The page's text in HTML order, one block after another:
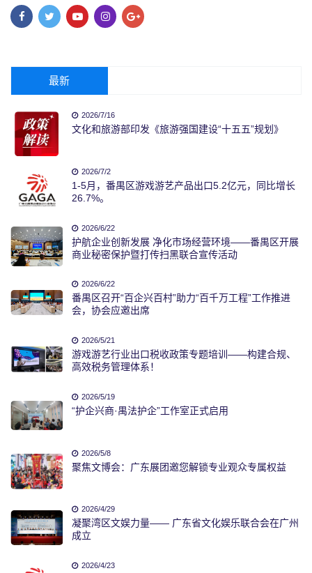
最新
2026/7/16
文化和旅游部印发《旅游强国建设“十五五”规划》
2026/7/2
1-5月，番禺区游戏游艺产品出口5.2亿元，同比增长
26.7%。
2026/6/22
护航企业创新发展 净化市场经营环境——番禺区开展
商业秘密保护暨打传扫黑联合宣传活动
2026/6/22
番禺区召开“百企兴百村”助力“百千万工程”工作推进
会，协会应邀出席
2026/5/21
游戏游艺行业出口税收政策专题培训——构建合规、
高效税务管理体系！
2026/5/19
“护企兴商·禺法护企”工作室正式启用
2026/5/8
聚焦文博会：广东展团邀您解锁专业观众专属权益
2026/4/29
凝聚湾区文娱力量—— 广东省文化娱乐联合会在广州
成立
2026/4/23